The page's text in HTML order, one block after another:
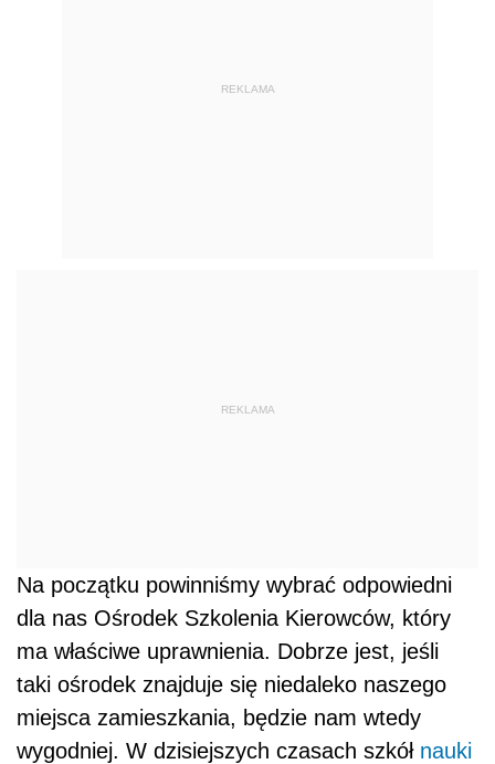
REKLAMA
REKLAMA
Na początku powinniśmy wybrać odpowiedni
dla nas Ośrodek Szkolenia Kierowców, który
ma właściwe uprawnienia. Dobrze jest, jeśli
taki ośrodek znajduje się niedaleko naszego
miejsca zamieszkania, będzie nam wtedy
wygodniej. W dzisiejszych czasach szkół nauki